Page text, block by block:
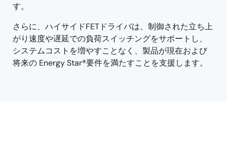
す。
さらに、ハイサイドFETドライバは、制御された立ち上
がり速度や遅延での負荷スイッチングをサポートし、
システムコストを増やすことなく、製品が現在および
将来の Energy Star®要件を満たすことを支援します。